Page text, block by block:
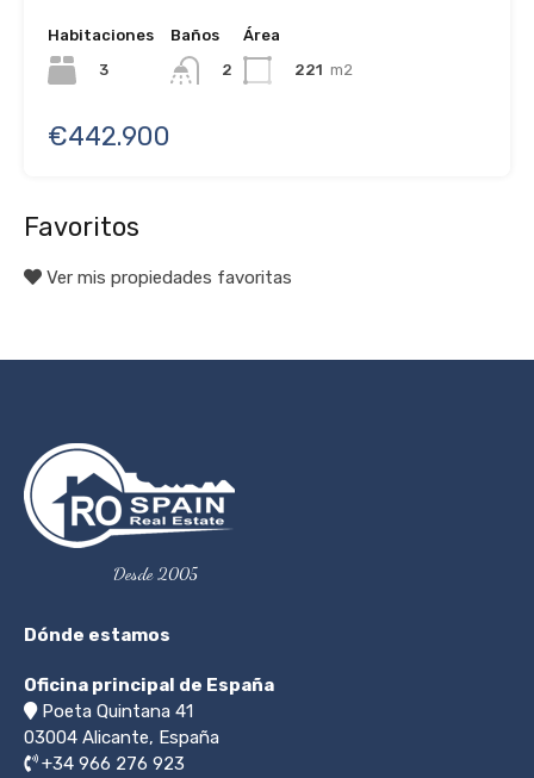
Habitaciones
3
Baños
2
Área
221 m2
€442.900
Favoritos
Ver mis propiedades favoritas
Desde 2005
Dónde estamos
Oficina principal de España
Poeta Quintana 41
03004 Alicante, España
+34 966 276 923